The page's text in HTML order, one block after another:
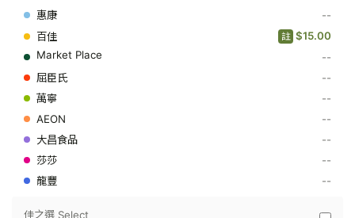
-
核
乾
克
--
$15.00
註
--
--
--
--
--
--
--
佳之選 Select